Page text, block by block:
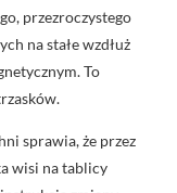
przezroczystego
na stałe wzdłuż
To
sprawia, że przez
wisi na tablicy